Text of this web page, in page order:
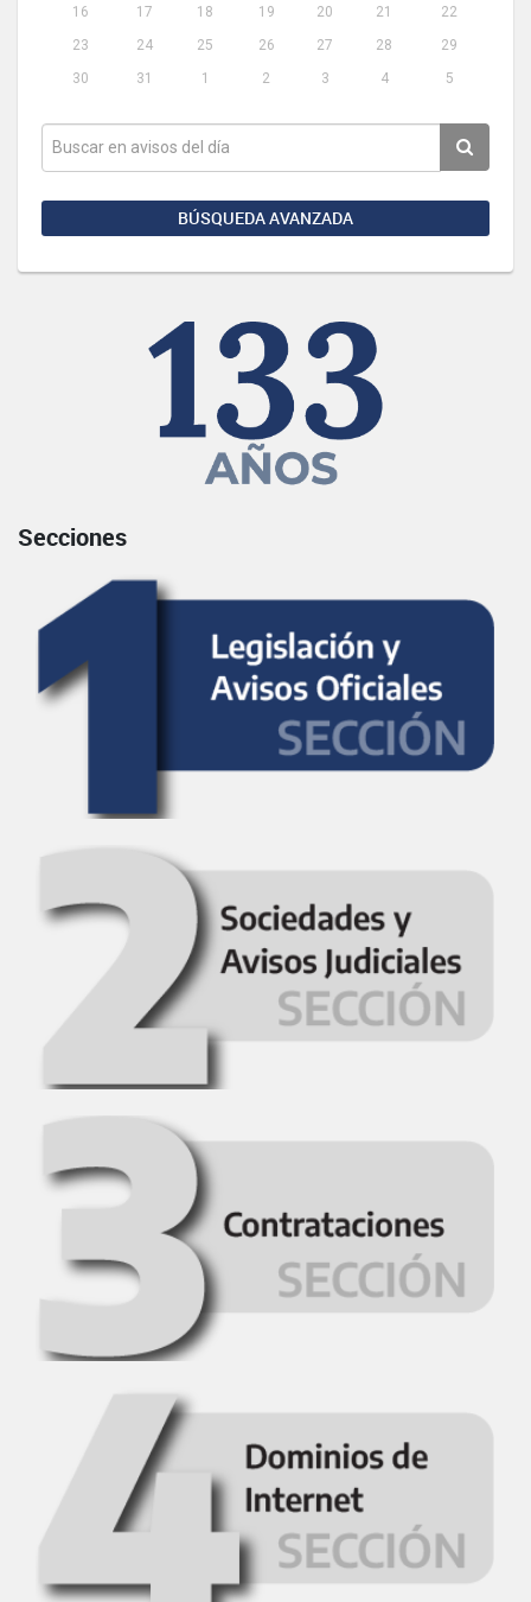
16
17 18 19 20 21
22
23
24 25 26 27 28
29
30
31 1 2 3 4 5
BÚSQUEDA AVANZADA
Secciones